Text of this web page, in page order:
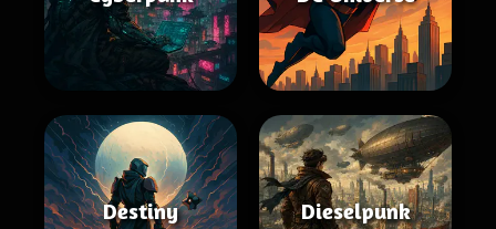
Destiny Dieselpunk